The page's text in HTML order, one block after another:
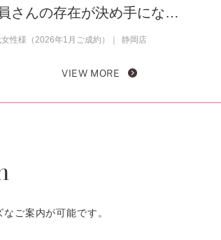
さんの存在が決め手にな…
性様（2026年1月ご成約） 静岡店
VIEW MORE
ご案内が可能です。